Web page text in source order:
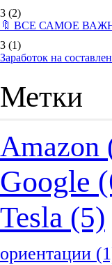
3 (2)
🔖 ВСЕ САМОЕ
3 (1)
Заработок на
Метки
Amazon
Google
Tesla (5)
ориентации